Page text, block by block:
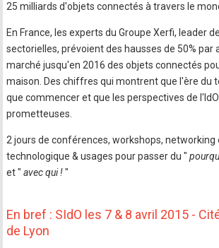
25 milliards d'objets connectés à travers le
En France, les experts du Groupe Xerfi, leader
sectorielles, prévoient des hausses de 50% par
marché jusqu'en 2016 des objets connectés
maison. Des chiffres qui montrent que l'ère du
que commencer et que les perspectives de
prometteuses.
2 jours de conférences, workshops,
technologique & usages pour passer du "
et " avec qui !"
En bref : SIdO les 7 & 8 avril 2015 -
de Lyon